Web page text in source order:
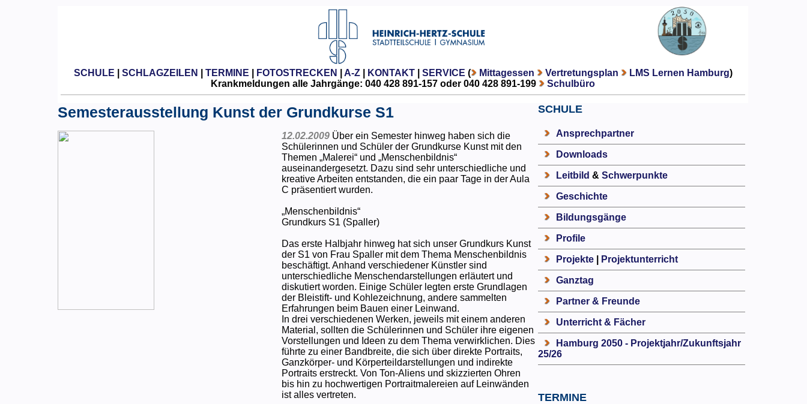
SCHULE SCHLAGZEILEN TERMINE FOTOSTRECKEN A-Z| KONTAKT| SERVICE ( Mittagessen Vertretungsplan LMS Lernen Hamburg)
Krankmeldungen alle Jahrgänge: 040 428 891-157 oder 040 428 891-199
Schulbüro
Semesterausstellung Kunst der Grundkurse S1
12.02.2009 Über ein Semester hinweg haben sich die
Schülerinnen und Schüler der Grundkurse Kunst mit den
Themen „Malerei“ und „Menschenbildnis“
auseinandergesetzt. Dazu sind sehr unterschiedliche und
kreative Arbeiten entstanden, die ein paar Tage in der Aula
C präsentiert wurden.
„Menschenbildnis“
Grundkurs S1 (Spaller)
Das erste Halbjahr hinweg hat sich unser Grundkurs Kunst
der S1 von Frau Spaller mit dem Thema Menschenbildnis
beschäftigt. Anhand verschiedener Künstler sind
unterschiedliche Menschendarstellungen erläutert und
diskutiert worden. Einige Schüler legten erste Grundlagen
der Bleistift- und Kohlezeichnung, andere sammelten
Erfahrungen beim Bauen einer Leinwand.
In drei verschiedenen Werken, jeweils mit einem anderen
Material, sollten die Schülerinnen und Schüler ihre eigenen
Vorstellungen und Ideen zu dem Thema verwirklichen. Dies
führte zu einer Bandbreite, die sich über direkte Portraits,
Ganzkörper- und Körperteildarstellungen und indirekte
Portraits erstreckt. Von Ton-Aliens und skizzierten Ohren
bis hin zu hochwertigen Portraitmalereien auf Leinwänden
ist alles vertreten.
SCHULE
Ansprechpartner
Downloads
Leitbild & Schwerpunkte
Geschichte
Bildungsgänge
Profile
Projekte| Projektunterricht
Ganztag
Partner & Freunde
Unterricht & Fächer
Hamburg 2050 - Projektjahr/Zukunftsjahr
25/26
TERMINE